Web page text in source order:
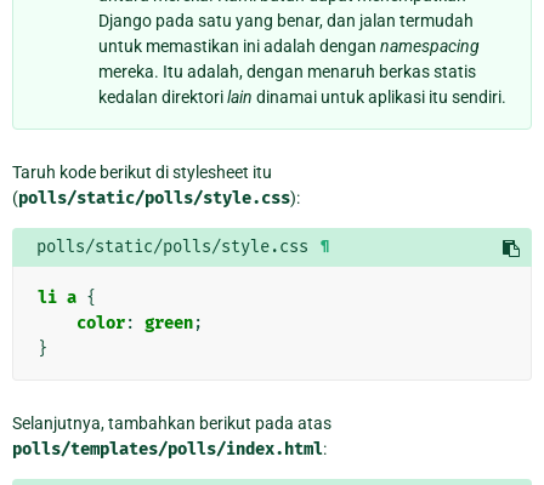
Django pada satu yang benar, dan jalan termudah
untuk memastikan ini adalah dengan namespacing
mereka. Itu adalah, dengan menaruh berkas statis
kedalan direktorilain dinamai untuk aplikasi itu sendiri.
Taruh kode berikut di stylesheet itu
(polls/static/polls/style.css):
polls/static/polls/style.css ¶
li a {
color: green;
}
Selanjutnya, tambahkan berikut pada atas
polls/templates/polls/index.html: